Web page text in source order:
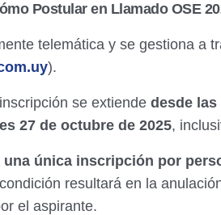
Postular en Llamado OSE
telemática y se gestiona a
.uy).
se extiende desde las
27 de octubre de 2025,
una única inscripción por
resultará en la
el aspirante.